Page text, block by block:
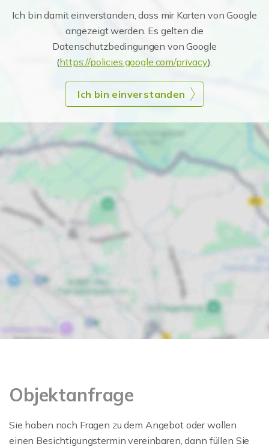
Ich bin damit einverstanden, dass mir Karten von Google
angezeigt werden. Es gelten die
Datenschutzbedingungen von Google
(https://policies.google.com/privacy).
Ich bin einverstanden
Objektanfrage
Sie haben noch Fragen zu dem Angebot oder wollen
einen Besichtigungstermin vereinbaren, dann füllen Sie